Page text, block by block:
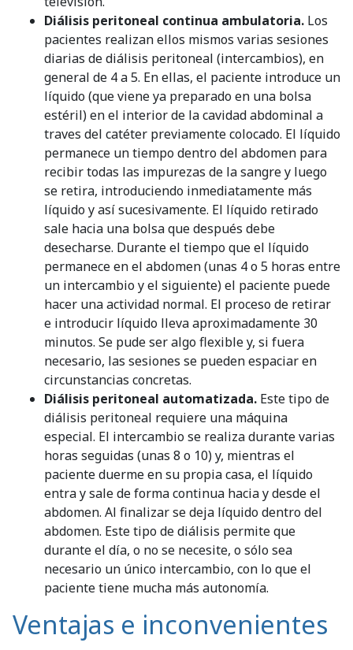
Diálisis peritoneal continua ambulatoria. Los
pacientes realizan ellos mismos varias sesiones
diarias de diálisis peritoneal (intercambios), en
general de 4 a 5. En ellas, el paciente introduce un
líquido (que viene ya preparado en una bolsa
estéril) en el interior de la cavidad abdominal a
traves del catéter previamente colocado. El líquido
permanece un tiempo dentro del abdomen para
recibir todas las impurezas de la sangre y luego
se retira, introduciendo inmediatamente más
líquido y así sucesivamente. El líquido retirado
sale hacia una bolsa que después debe
desecharse. Durante el tiempo que el líquido
permanece en el abdomen (unas 4 o 5 horas entre
un intercambio y el siguiente) el paciente puede
hacer una actividad normal. El proceso de retirar
e introducir líquido lleva aproximadamente 30
minutos. Se pude ser algo flexible y, si fuera
necesario, las sesiones se pueden espaciar en
circunstancias concretas.
Diálisis peritoneal automatizada. Este tipo de
diálisis peritoneal requiere una máquina
especial. El intercambio se realiza durante varias
horas seguidas (unas 8 o 10) y, mientras el
paciente duerme en su propia casa, el líquido
entra y sale de forma continua hacia y desde el
abdomen. Al finalizar se deja líquido dentro del
abdomen. Este tipo de diálisis permite que
durante el día, o no se necesite, o sólo sea
necesario un único intercambio, con lo que el
paciente tiene mucha más autonomía.
Ventajas e inconvenientes